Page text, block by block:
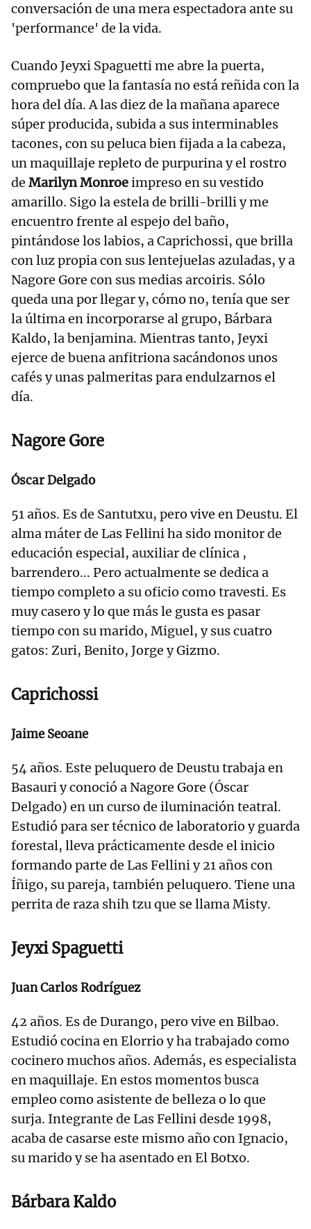
conversación de una mera espectadora ante su
'performance' de la vida.
Cuando Jeyxi Spaguetti me abre la puerta,
compruebo que la fantasía no está reñida con la
hora del día. A las diez de la mañana aparece
súper producida, subida a sus interminables
tacones, con su peluca bien fijada a la cabeza,
un maquillaje repleto de purpurina y el rostro
de Marilyn Monroeimpreso en su vestido
amarillo. Sigo la estela de brilli-brilli y me
encuentro frente al espejo del baño,
pintándose los labios, a Caprichossi, que brilla
con luz propia con sus lentejuelas azuladas, y a
Nagore Gore con sus medias arcoiris. Sólo
queda una por llegar y, cómo no, tenía que ser
la última en incorporarse al grupo, Bárbara
Kaldo, la benjamina. Mientras tanto, Jeyxi
ejerce de buena anfitriona sacándonos unos
cafés y unas palmeritas para endulzarnos el
día.
Nagore Gore
Óscar Delgado
51 años. Es de Santutxu, pero vive en Deustu. El
alma máter de Las Fellini ha sido monitor de
educación especial, auxiliar de clínica ,
barrendero... Pero actualmente se dedica a
tiempo completo a su oficio como travesti. Es
muy casero y lo que más le gusta es pasar
tiempo con su marido, Miguel, y sus cuatro
gatos: Zuri, Benito, Jorge y Gizmo.
Caprichossi
Jaime Seoane
54 años. Este peluquero de Deustu trabaja en
Basauri y conoció a Nagore Gore (Óscar
Delgado) en un curso de iluminación teatral.
Estudió para ser técnico de laboratorio y guarda
forestal, lleva prácticamente desde el inicio
formando parte de Las Fellini y 21 años con
Íñigo, su pareja, también peluquero. Tiene una
perrita de raza shih tzu que se llama Misty.
Jeyxi Spaguetti
Juan Carlos Rodríguez
42 años. Es de Durango, pero vive en Bilbao.
Estudió cocina en Elorrio y ha trabajado como
cocinero muchos años. Además, es especialista
en maquillaje. En estos momentos busca
empleo como asistente de belleza o lo que
surja. Integrante de Las Fellini desde 1998,
acaba de casarse este mismo año con Ignacio,
su marido y se ha asentado en El Botxo.
Bárbara Kaldo